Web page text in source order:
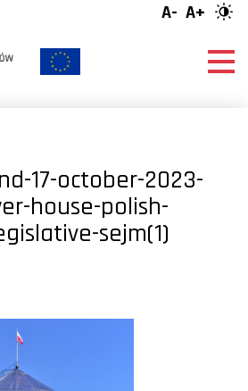
A- A+
17-october-2023-
house-polish-
sejm(1)